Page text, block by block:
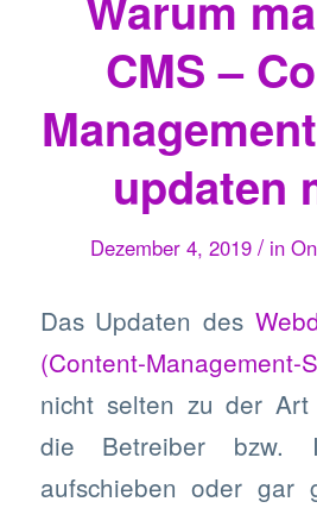
CMS –
updaten
Dezember 4, 2019 / in
Das Updaten des
(Content-Management-
nicht selten zu der Art
die Betreiber bzw.
aufschieben oder gar